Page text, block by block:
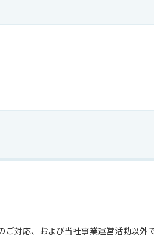
対応、および当社事業運営活動以外